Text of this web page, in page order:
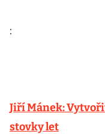
:
Jiří Mánek:
stovky let